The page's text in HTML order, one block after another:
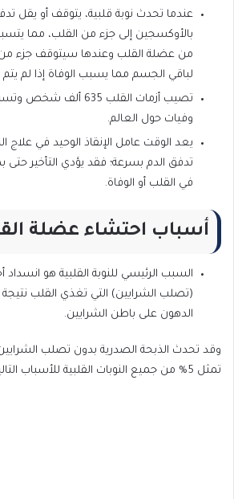
عندما تحدث نوبة قلبية، يتوقف أو يقل
بالأوكسجين إلى جزء من القلب، مما
من عضلة القلب وعندها سيتوقف جزء
لباقي الجسم مما يسبب الوفاة إذا لم
وفيات حول العالم.
يعد الوقت عامل الإنقاذ الوحيد في علاج
تدفق الدم بسرعة؛ فقد يؤدي التأخير حتى
في القلب أو الوفاة.
أسباب احتشاء عضلة
السبب الرئيسي للنوبة القلبية هو انسداد
(تصلب الشرايين) التي تغذي القلب نتيجة
الدهون على باطن الشرايين.
وقد تحدث الذبحة الصدرية بدون تصلب
تمثل 5% من جميع النوبات القلبية للأسباب التالية: